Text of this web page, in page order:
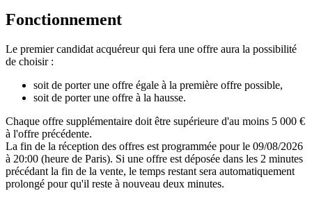
Fonctionnement
Le premier candidat acquéreur qui fera une offre aura la possibilité
de choisir :
soit de porter une offre égale à la première offre possible,
soit de porter une offre à la hausse.
Chaque offre supplémentaire doit être supérieure d'au moins 5 000 €
à l'offre précédente.
La fin de la réception des offres est programmée pour le 09/08/2026
à 20:00 (heure de Paris). Si une offre est déposée dans les 2 minutes
précédant la fin de la vente, le temps restant sera automatiquement
prolongé pour qu'il reste à nouveau deux minutes.